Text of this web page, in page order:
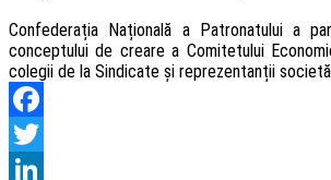
Confederația Națională a Patronatului a
conceptului de creare a Comitetului
colegii de la Sindicate și reprezentanții
Facebook
Twitter